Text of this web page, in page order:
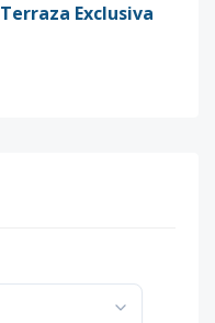
Terraza Exclusiva